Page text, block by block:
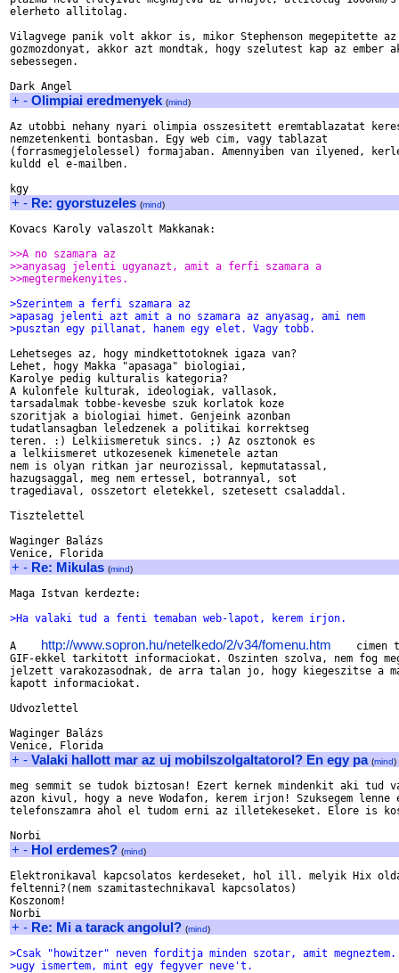
elerheto allitolag.
Vilagvege panik volt akkor is, mikor Stephenson megepitette
gozmozdonyat, akkor azt mondtak, hogy szelutest kap az ember
sebessegen.
+ - Olimpiai eredmenyek (mind)
Az utobbi nehany nyari olimpia osszesitett eremtablazatat
nemzetenkenti bontasban. Egy web cim, vagy tablazat
(forrasmegjelolessel) formajaban. Amennyiben van ilyened,
kuldd el e-mailben.
+ - Re: gyorstuzeles (mind)
Kovacs Karoly valaszolt Makkanak:
>>A no szamara az
>>anyasag jelenti ugyanazt, amit a ferfi szamara a
>>megtermekenyites.
>Szerintem a ferfi szamara az
>apasag jelenti azt amit a no szamara az anyasag, ami nem
>pusztan egy pillanat, hanem egy elet. Vagy tobb.
Lehetseges az, hogy mindkettotoknek igaza van?
Lehet, hogy Makka "apasaga" biologiai,
Karolye pedig kulturalis kategoria?
A kulonfele kulturak, ideologiak, vallasok,
tarsadalmak tobbe-kevesbe szuk korlatok koze
szoritjak a biologiai himet. Genjeink azonban
tudatlansagban leledzenek a politikai korrektseg
teren. :) Lelkiismeretuk sincs. ;) Az osztonok es
a lelkiismeret utkozesenek kimenetele aztan
nem is olyan ritkan jar neurozissal, kepmutatassal,
hazugsaggal, meg nem ertessel, botrannyal, sot
tragediaval, osszetort eletekkel, szetesett csaladdal.
Tisztelettel
Waginger Balázs
+ - Re: Mikulas (mind)
Maga Istvan kerdezte:
>Ha valaki tud a fenti temaban web-lapot, kerem irjon.
A http://www.sopron.hu/netelkedo/2/v34/fomenu.htm
cimen
GIF-ekkel tarkitott informaciokat. Oszinten szolva, nem fog
jelzett varakozasodnak, de arra talan jo, hogy kiegeszitse a
kapott informaciokat.
Udvozlettel
Waginger Balázs
+ - Valaki hallott mar az uj mobilszolgaltatorol? En egy pa (mind)
meg semmit se tudok biztosan! Ezert kernek mindenkit aki tud
azon kivul, hogy a neve Wodafon, kerem irjon! Szuksegem lenne
telefonszamra ahol el tudom erni az illetekeseket. Elore is
+ - Hol erdemes? (mind)
Elektronikaval kapcsolatos kerdeseket, hol ill. melyik Hix
feltenni?(nem szamitastechnikaval kapcsolatos)
Koszonom!
+ - Re: Mi a tarack angolul? (mind)
>Csak "howitzer" neven forditja minden szotar, amit
>ugy ismertem, mint egy fegyver neve't.